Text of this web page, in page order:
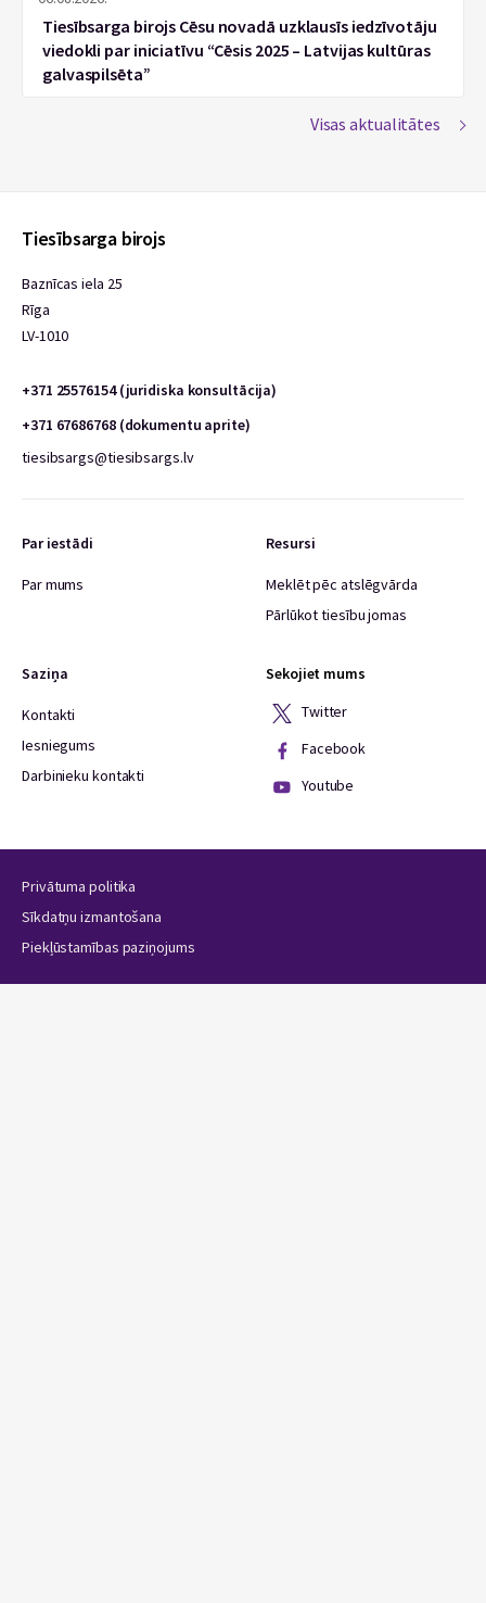
Tiesībsarga birojs Cēsu novadā uzklausīs iedzīvotāju
viedokli par iniciatīvu “Cēsis 2025 – Latvijas kultūras
galvaspilsēta”
Visas aktualitātes
Tiesībsarga birojs
Baznīcas iela 25
Rīga
LV-1010
+371 25576154 (juridiska konsultācija)
+371 67686768 (dokumentu aprite)
tiesibsargs@tiesibsargs.lv
Par iestādi
Par mums
Resursi
Meklēt pēc atslēgvārda
Pārlūkot tiesību jomas
Saziņa
Kontakti
Iesniegums
Darbinieku kontakti
Sekojiet mums
Twitter
Facebook
Youtube
Privātuma politika
Sīkdatņu izmantošana
Piekļūstamības paziņojums